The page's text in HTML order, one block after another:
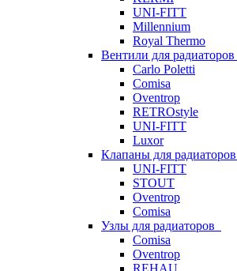
UNI-FITT
Millennium
Royal Thermo
Вентили для радиаторов
Carlo Poletti
Comisa
Oventrop
RETROstyle
UNI-FITT
Luxor
Клапаны для радиаторов
UNI-FITT
STOUT
Oventrop
Comisa
Узлы для радиаторов
Comisa
Oventrop
REHAU